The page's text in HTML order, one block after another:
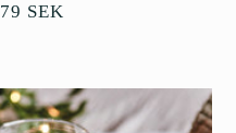
Ordinarie
79 SEK